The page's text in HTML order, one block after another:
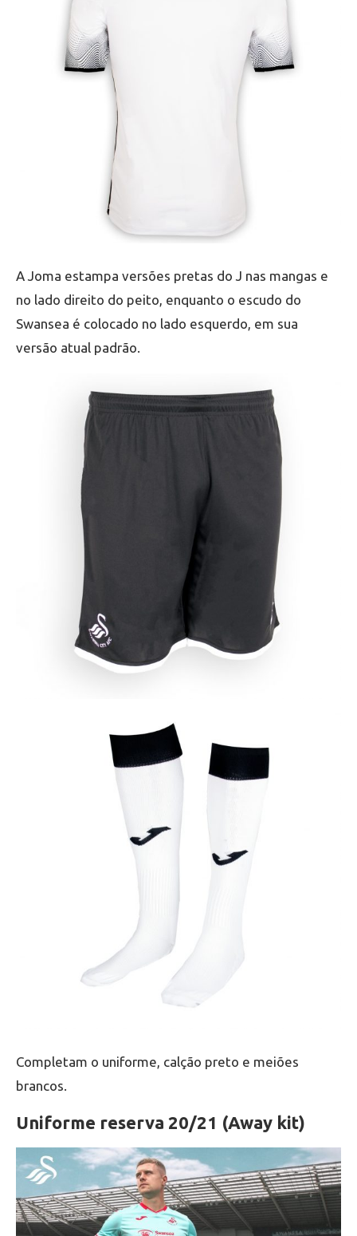
A Joma estampa versões pretas do J nas mangas e
no lado direito do peito, enquanto o escudo do
Swansea é colocado no lado esquerdo, em sua
versão atual padrão.
Completam o uniforme, calção preto e meiões
brancos.
Uniforme reserva 20/21 (Away kit)